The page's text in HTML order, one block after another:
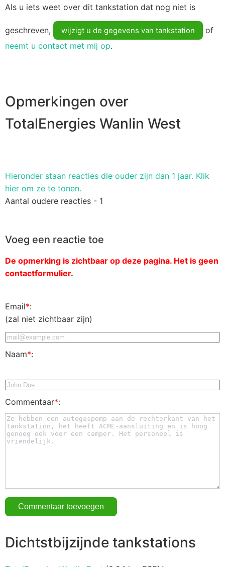
Als u iets weet over dit tankstation dat nog niet is
geschreven, wijzigt u de gegevens van tankstation
of
neemt u contact met mij op.
Opmerkingen over
TotalEnergies Wanlin West
Hieronder staan ​​reacties die ouder zijn dan 1 jaar. Klik
hier om ze te tonen.
Aantal oudere reacties - 1
Voeg een reactie toe
De opmerking is zichtbaar op deze pagina. Het is geen
contactformulier.
Email*:
(zal niet zichtbaar zijn)
Naam*:
Commentaar*:
Dichtstbijzijnde tankstations